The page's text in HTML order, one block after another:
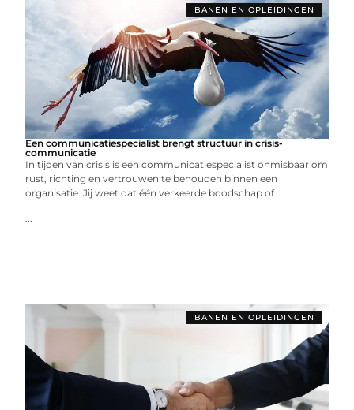
BANEN EN OPLEIDINGEN
Een communicatiespecialist brengt structuur in crisis-
communicatie
In tijden van crisis is een communicatiespecialist onmisbaar om
rust, richting en vertrouwen te behouden binnen een
organisatie. Jij weet dat één verkeerde boodschap of
...
BANEN EN OPLEIDINGEN